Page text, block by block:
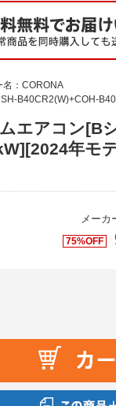
名：CORONA
B40CR2(W)+COH-
エアコン[B
年モ
メーカ
75%OFF